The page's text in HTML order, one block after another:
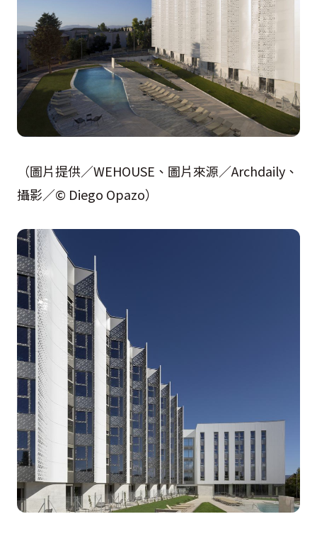
（圖片提供／WEHOUSE、圖片來源／Archdaily、
攝影／© Diego Opazo）